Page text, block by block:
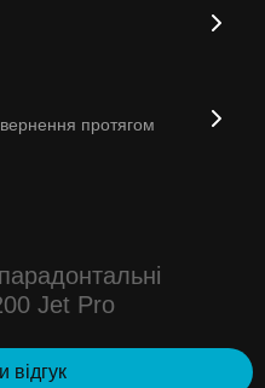
протягом
Jet Pro
відгук